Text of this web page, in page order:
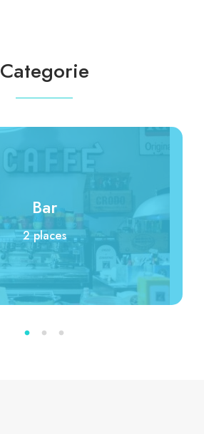
Categorie
Bar
2 places